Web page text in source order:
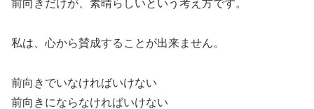
前向きだけが、素晴らしいという考え方です。
私は、心から賛成することが出来ません。
前向きでいなければいけない
前向きにならなければいけない